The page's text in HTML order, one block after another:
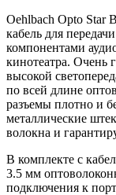
Oehlbach Opto Star
кабель для
компонентами
кинотеатра. Очень
высокой
по всей длине
разъемы плотно и
металлические
волокна и
В комплекте с
3.5 мм
подключения к